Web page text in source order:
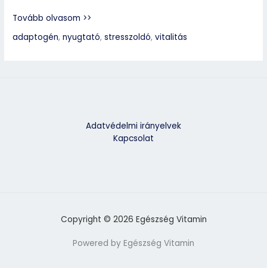
Tovább olvasom >>
adaptogén,nyugtató,stresszoldó,vitalitás
Adatvédelmi irányelvek
Kapcsolat
Copyright © 2026 Egészség Vitamin
Powered by Egészség Vitamin